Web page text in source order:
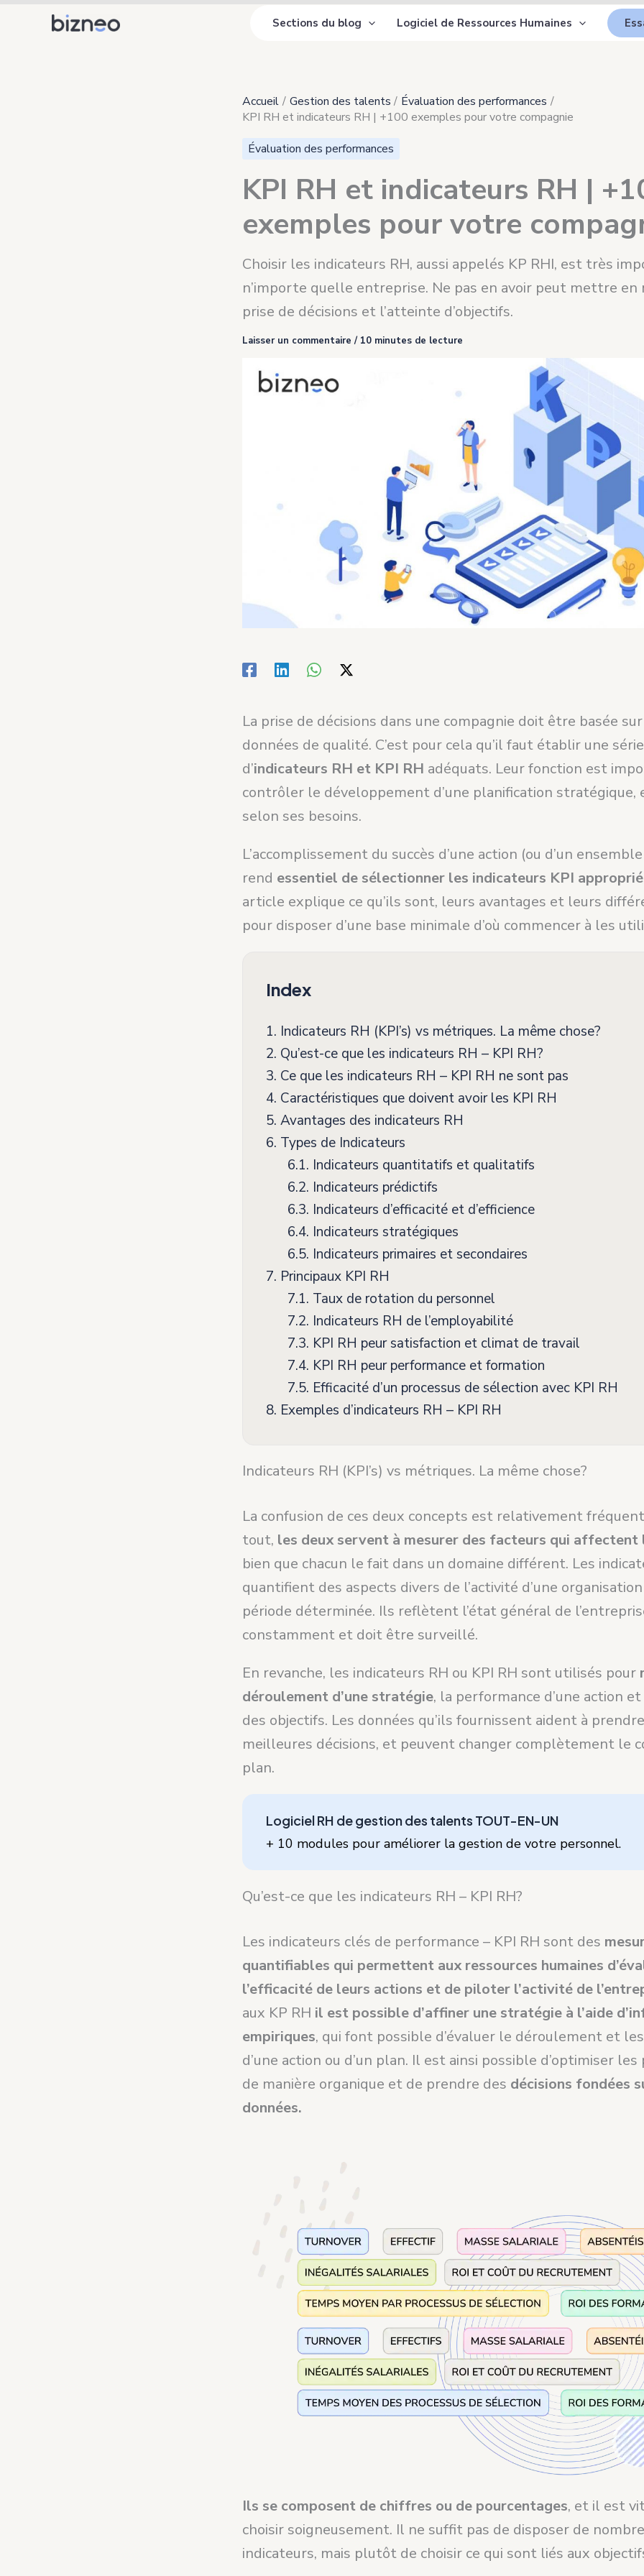
Sections du blog Logiciel de Ressources Humaines
Accueil Gestion des talents
Évaluation des performances
KPI RH et indicateurs RH | +100 exemples pour votre compagnie
Évaluation des performances
KPI RH et indicateurs RH |
exemples pour votre
Choisir les indicateurs RH, aussi appelés KP RHI, est très
n’importe quelle entreprise. Ne pas en avoir peut mettre en
prise de décisions et l’atteinte d’objectifs.
Laisser un commentaire / 10 minutes de lecture
La prise de décisions dans une compagnie doit être basée
données de qualité. C’est pour cela qu’il faut établir une série
d’indicateurs RH et KPI RH adéquats. Leur fonction est
contrôler le développement d’une planification stratégique,
selon ses besoins.
L’accomplissement du succès d’une action (ou d’un
rend essentiel de sélectionner les indicateurs KPI
article explique ce qu’ils sont, leurs avantages et leurs
pour disposer d’une base minimale d’où commencer à les
Index
1. Indicateurs RH (KPI’s) vs métriques. La même chose?
2. Qu’est-ce que les indicateurs RH – KPI RH?
3. Ce que les indicateurs RH – KPI RH ne sont pas
4. Caractéristiques que doivent avoir les KPI RH
5. Avantages des indicateurs RH
6. Types de Indicateurs
6.1. Indicateurs quantitatifs et qualitatifs
6.2. Indicateurs prédictifs
6.3. Indicateurs d’efficacité et d’efficience
6.4. Indicateurs stratégiques
6.5. Indicateurs primaires et secondaires
7. Principaux KPI RH
7.1. Taux de rotation du personnel
7.2. Indicateurs RH de l’employabilité
7.3. KPI RH peur satisfaction et climat de travail
7.4. KPI RH peur performance et formation
7.5. Efficacité d’un processus de sélection avec KPI RH
8. Exemples d’indicateurs RH – KPI RH
Indicateurs RH (KPI’s) vs métriques. La même chose?
La confusion de ces deux concepts est relativement
tout, les deux servent à mesurer des facteurs qui affectent
bien que chacun le fait dans un domaine différent. Les
quantifient des aspects divers de l’activité d’une
période déterminée. Ils reflètent l’état général de
constamment et doit être surveillé.
En revanche, les indicateurs RH ou KPI RH sont utilisés pour
déroulement d’une stratégie, la performance d’une action
des objectifs. Les données qu’ils fournissent aident à
meilleures décisions, et peuvent changer complètement le
plan.
Logiciel RH de gestion des talents TOUT-EN-UN
+ 10 modules pour améliorer la gestion de votre personnel.
Qu’est-ce que les indicateurs RH – KPI RH?
Les indicateurs clés de performance – KPI RH sont des
quantifiables qui permettent aux ressources humaines
l’efficacité de leurs actions et de piloter l’activité de
aux KP RH il est possible d’affiner une stratégie à l’aide
empiriques, qui font possible d’évaluer le déroulement et
d’une action ou d’un plan. Il est ainsi possible d’optimiser les
de manière organique et de prendre des décisions fondées
données.
Ils se composent de chiffres ou de pourcentages, et il est
choisir soigneusement. Il ne suffit pas de disposer de
indicateurs, mais plutôt de choisir ce qui sont liés aux